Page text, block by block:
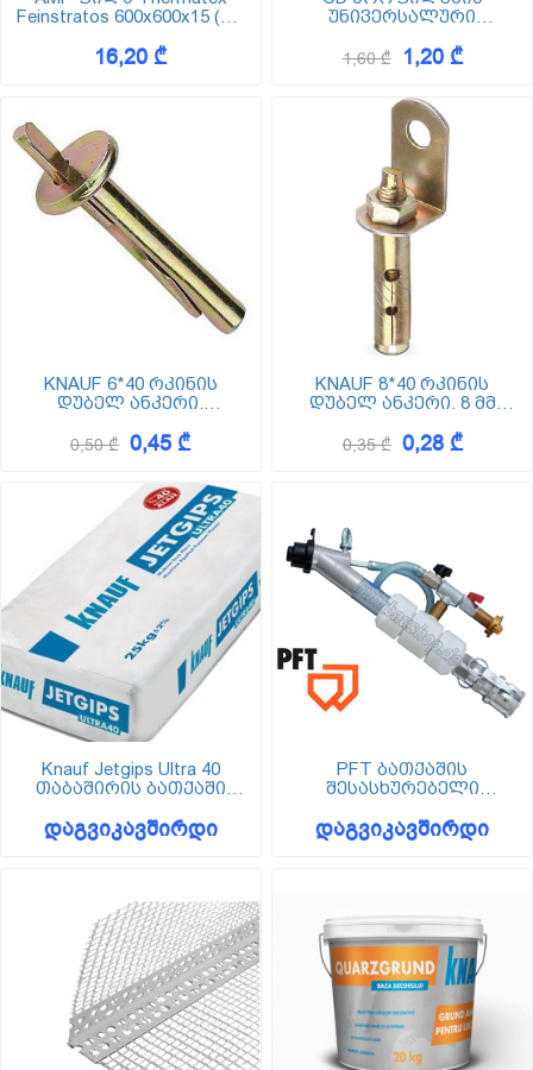
Feinstratos 600x600x15 (VT
16,20 ₾
უნივერსალური
Universalverbinder)
1,60 ₾ 1,20 ₾
KNAUF 6*40 რკინის
დუბელ ანკერი.
დიამეტრით
0,50 ₾ 0,45 ₾
KNAUF 8*40 რკინის
დუბელ ანკერი. 8 მმ
0,35 ₾ 0,28 ₾
Knauf Jetgips Ultra 40
თაბაშირის ბათქაში
დამუშავებისათვის (25
კგ)
დაგვიკავშირდი
PFT ბათქაშის
შესასხურებელი
დაგვიკავშირდი